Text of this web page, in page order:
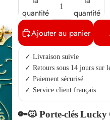
quantité
quantité
Ajouter au panier
✓ Livraison suivie
✓ Retours sous 14 jours sur
✓ Paiement sécurisé
✓ Service client français
🔑🐱 Porte-clés